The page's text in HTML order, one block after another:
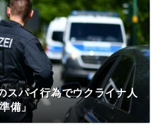
スパイ行為でウクライナ人
備」